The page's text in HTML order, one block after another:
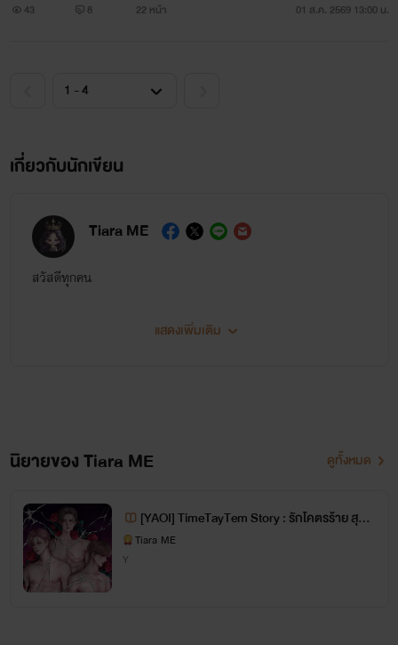
43 8 22 หน้า 01 ส.ค. 2569 13:00 น.
เกี่ยวกับนักเขียน
Tiara ME
สวัสดีทุกคน
แสดงเพิ่มเติม
นิยายของ Tiara ME ดูทั้งหมด
[YAOI] TimeTayTem Story : รักโคตรร้าย สุดท้
ายไม่รัก
Tiara ME
Y